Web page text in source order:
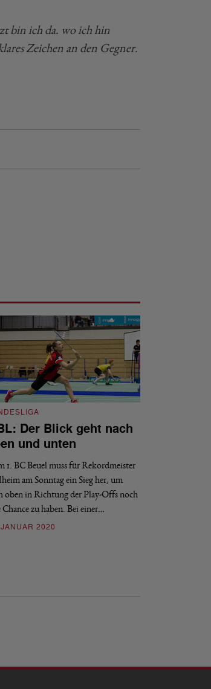
bin ich da. wo ich hin
Zeichen an den Gegner.
Der Blick geht nach
und unten
1. BC Beuel muss für Rekordmeister
am Sonntag ein Sieg her, um
oben in Richtung der Play-Offs noch
Chance zu haben. Bei einer…
2020